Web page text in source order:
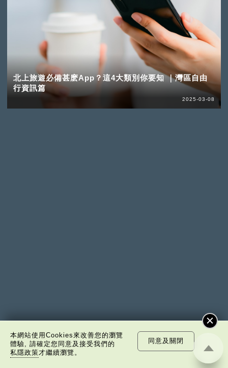
北上旅遊必備甚麽App？這4大類別你要知 ｜灣區自由
行資訊篇
2025-03-08
本網站使用Cookies來改善您的瀏覽
體驗, 請確定您同意及接受我們的
私隱政策才繼續瀏覽。
同意及關閉